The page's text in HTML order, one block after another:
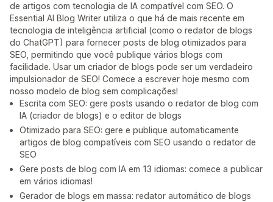
de artigos com tecnologia de IA compatível com SEO. O
Essential AI Blog Writer utiliza o que há de mais recente em
tecnologia de inteligência artificial (como o redator de blogs
do ChatGPT) para fornecer posts de blog otimizados para
SEO, permitindo que você publique vários blogs com
facilidade. Usar um criador de blogs pode ser um verdadeiro
impulsionador de SEO! Comece a escrever hoje mesmo com
nosso modelo de blog sem complicações!
Escrita com SEO: gere posts usando o redator de blog com
IA (criador de blogs) e o editor de blogs
Otimizado para SEO: gere e publique automaticamente
artigos de blog compatíveis com SEO usando o redator de
SEO
Gere posts de blog com IA em 13 idiomas: comece a publicar
em vários idiomas!
Gerador de blogs em massa: redator automático de blogs